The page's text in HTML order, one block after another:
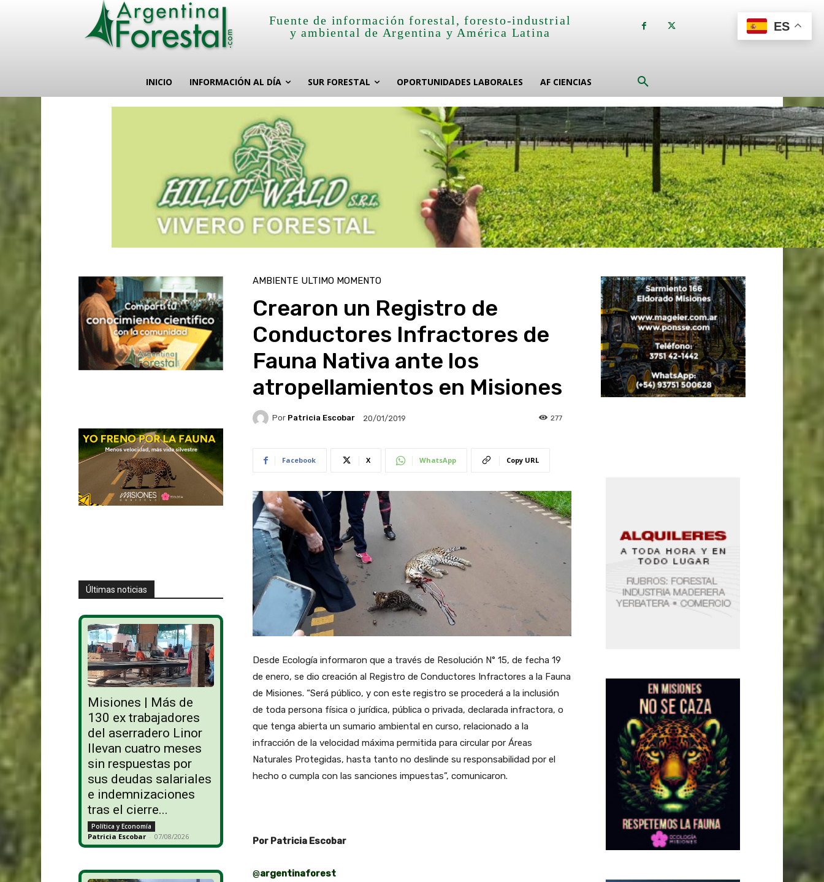
Fuente de información forestal, foresto-industrial
y ambiental de Argentina y América Latina
INICIO INFORMACIÓN AL DÍA SUR FORESTAL OPORTUNIDADES LABORALES AF CIENCIAS
Últimas noticias
Misiones | Más de
130 ex trabajadores
del aserradero Linor
llevan cuatro meses
sin respuestas por
sus deudas salariales
e indemnizaciones
tras el cierre...
Política y Economía
Patricia Escobar - 07/08/2026
AMBIENTE ULTIMO MOMENTO
Crearon un Registro de
Conductores Infractores de
Fauna Nativa ante los
atropellamientos en Misiones
Por Patricia Escobar 20/01/2019 277
Facebook X WhatsApp Copy URL
Desde Ecología informaron que a través de Resolución N° 15, de fecha 19
de enero, se dio creación al Registro de Conductores Infractores a la Fauna
de Misiones. “Será público, y con este registro se procederá a la inclusión
de toda persona física o jurídica, pública o privada, declarada infractora, o
que tenga abierta un sumario ambiental en curso, relacionado a la
infracción de la velocidad máxima permitida para circular por Áreas
Naturales Protegidas, hasta tanto no deslinde su responsabilidad por el
hecho o cumpla con las sanciones impuestas”, comunicaron.
Por Patricia Escobar
@argentinaforest
ES